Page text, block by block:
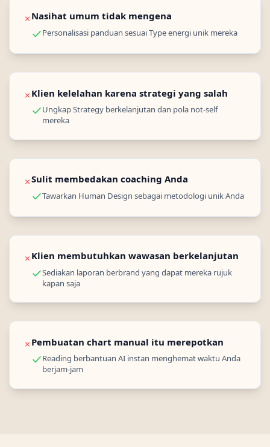
✗ Nasihat umum tidak mengena
Personalisasi panduan sesuai Type energi unik mereka
✗ Klien kelelahan karena strategi yang salah
Ungkap Strategy berkelanjutan dan pola not-self
mereka
✗Sulit membedakan coaching Anda
Tawarkan Human Design sebagai metodologi unik Anda
✗ Klien membutuhkan wawasan berkelanjutan
Sediakan laporan berbrand yang dapat mereka rujuk
kapan saja
✗ Pembuatan chart manual itu merepotkan
Reading berbantuan AI instan menghemat waktu Anda
berjam-jam